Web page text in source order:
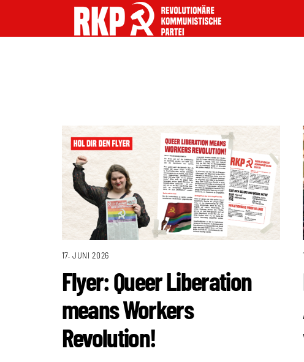
17. JUNI 2026
Flyer: Queer Liberation
means Workers
Revolution!